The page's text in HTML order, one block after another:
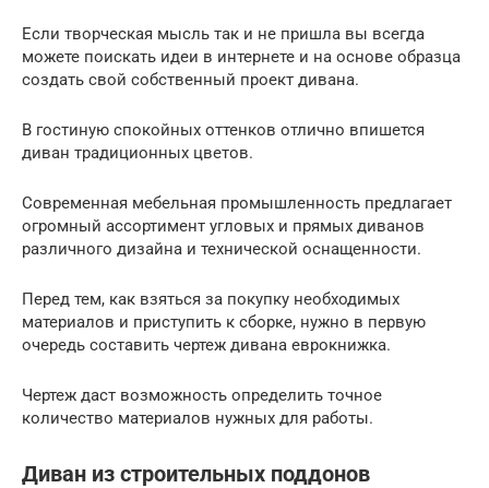
Если творческая мысль так и не пришла вы всегда
можете поискать идеи в интернете и на основе образца
создать свой собственный проект дивана.
В гостиную спокойных оттенков отлично впишется
диван традиционных цветов.
Современная мебельная промышленность предлагает
огромный ассортимент угловых и прямых диванов
различного дизайна и технической оснащенности.
Перед тем, как взяться за покупку необходимых
материалов и приступить к сборке, нужно в первую
очередь составить чертеж дивана еврокнижка.
Чертеж даст возможность определить точное
количество материалов нужных для работы.
Диван из строительных поддонов